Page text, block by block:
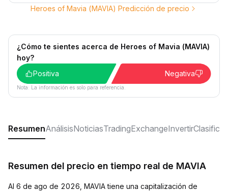
Heroes of Mavia (MAVIA) Predicción de precio
¿Cómo te sientes acerca de Heroes of Mavia (MAVIA)
hoy?
Positiva
Negativa
Nota: La información es solo para referencia.
ResumenAnálisisNoticiasTradingExchangeInvertir
Resumen del precio en tiempo real de MAVIA
Al 6 de ago de 2026, MAVIA tiene una capitalización de